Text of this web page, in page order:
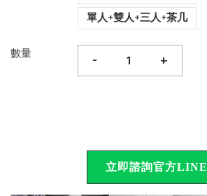
單人+雙人+三人+茶几
數量 - +
立即諮詢官方LINE